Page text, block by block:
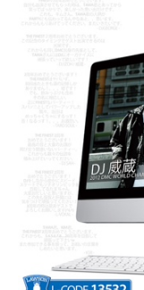
オープニングアクト:
日程：2012年12月20日
会場: 表参道GROUND
OPEN: 18:30 START:
オープニングアクト:
Guest : AKLO,SHUN,
主催・企画：
後援/協力:株式会社イ
総合問い合わせ:チッタ